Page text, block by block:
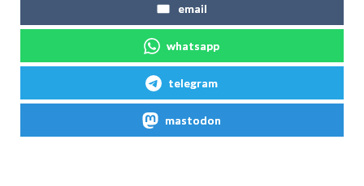
email
whatsapp
telegram
mastodon